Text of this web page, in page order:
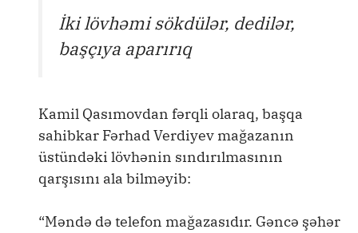
İki lövhəmi sökdülər, dedilər,
başçıya aparırıq
Kamil Qasımovdan fərqli olaraq, başqa
sahibkar Fərhad Verdiyev mağazanın
üstündəki lövhənin sındırılmasının
qarşısını ala bilməyib:
“Məndə də telefon mağazasıdır. Gəncə şəhər